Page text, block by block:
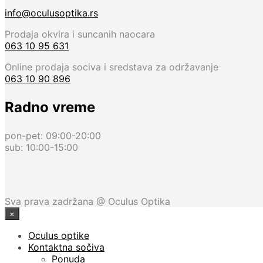
info@oculusoptika.rs
Prodaja okvira i suncanih naocara
063 10 95 631
Online prodaja sociva i sredstava za održavanje
063 10 90 896
Radno vreme
pon-pet: 09:00-20:00
sub: 10:00-15:00
Sva prava zadržana @ Oculus Optika
×
Oculus optike
Kontaktna sočiva
Ponuda